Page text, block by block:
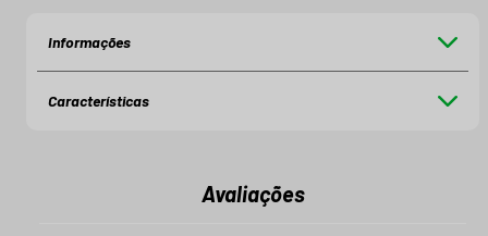
Informações
Características
Avaliações